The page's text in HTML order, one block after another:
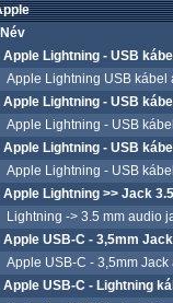
Név
Apple Lightning - USB
Lightning USB kábel
Apple Lightning - USB
Lightning - USB
Apple Lightning - USB
Lightning - USB
Apple Lightning >> Jack 3.5
-> 3.5 mm audio
Apple USB-C - 3,5mm
USB-C - 3,5mm Jack
Apple USB-C - Lightning